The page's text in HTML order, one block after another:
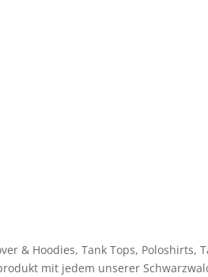
& Hoodies, Tank Tops, Poloshirts,
mit jedem unserer